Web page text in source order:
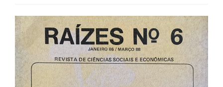
Barra
lateral
de